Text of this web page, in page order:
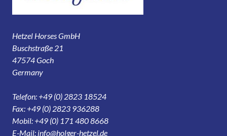
Hetzel Horses GmbH
Buschstraße 21
47574 Goch
Germany
Telefon: +49 (0) 2823 18524
Fax: +49 (0) 2823 936288
Mobil: +49 (0) 171 480 8668
E-Mail: info@holger-hetzel.de